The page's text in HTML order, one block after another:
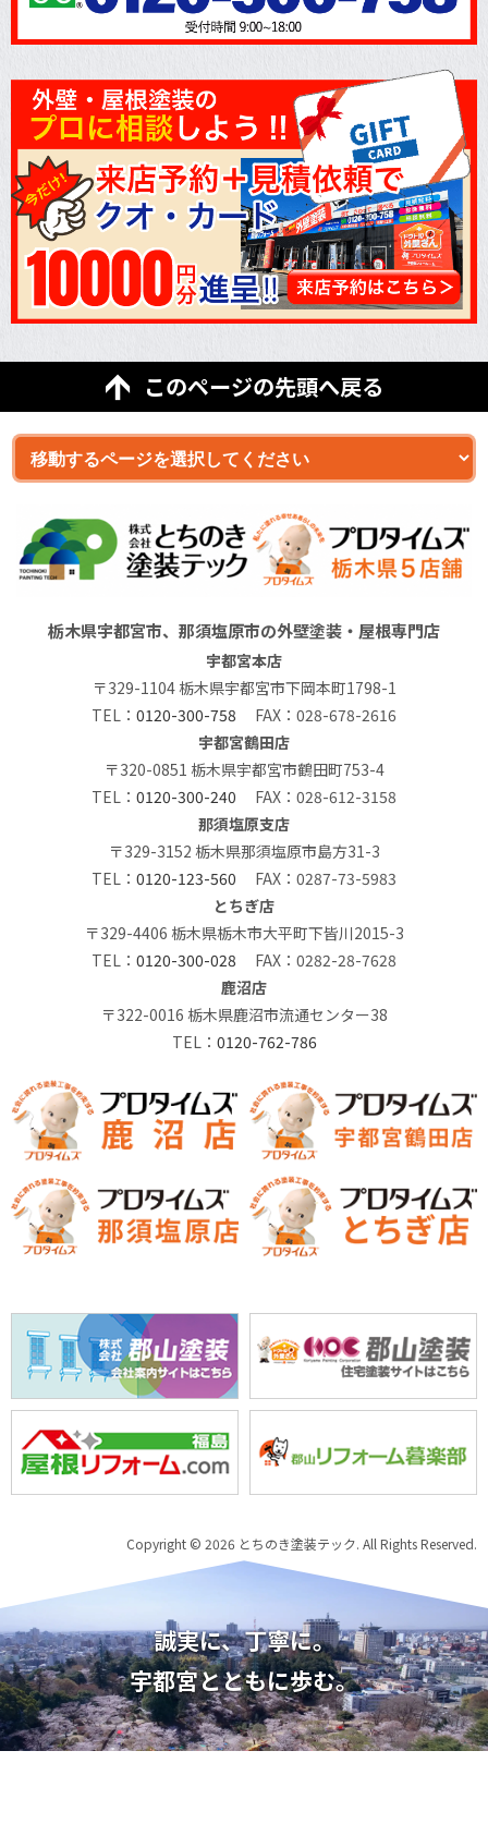
このページの先頭へ戻る
栃木県宇都宮市、那須塩原市の外壁塗装・屋根専門店
宇都宮本店
〒329-1104 栃木県宇都宮市下岡本町1798-1
TEL： 0120-300-758 FAX：028-678-2616
宇都宮鶴田店
〒320-0851 栃木県宇都宮市鶴田町753-4
TEL： 0120-300-240 FAX：028-612-3158
那須塩原支店
〒329-3152 栃木県那須塩原市島方31-3
TEL： 0120-123-560 FAX：0287-73-5983
とちぎ店
〒329-4406 栃木県栃木市大平町下皆川2015-3
TEL： 0120-300-028 FAX：0282-28-7628
鹿沼店
〒322-0016 栃木県鹿沼市流通センター38
TEL： 0120-762-786
Copyright © 2026 とちのき塗装テック. All Rights Reserved.
誠実に、丁寧に。
宇都宮とともに歩む。